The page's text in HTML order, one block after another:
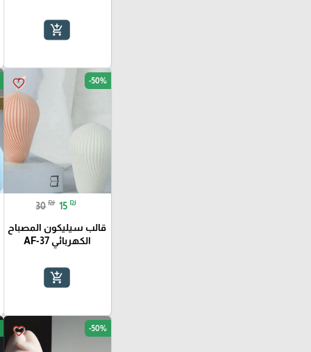
add_shopping_cart
favorite_border -50%
30 ₪ 15 ₪
قالب سيليكون المصباح
الكهربائي AF-37
add_shopping_cart
favorite_border -50%